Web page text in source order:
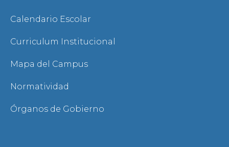
Calendario Escolar
Curriculum Institucional
Mapa del Campus
Normatividad
Órganos de Gobierno